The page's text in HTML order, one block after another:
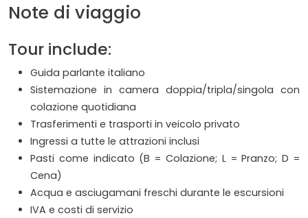
Note di viaggio
Tour include:
Guida parlante italiano
Sistemazione in camera doppia/tripla/singola con
colazione quotidiana
Trasferimenti e trasporti in veicolo privato
Ingressi a tutte le attrazioni inclusi
Pasti come indicato (B = Colazione; L = Pranzo; D =
Cena)
Acqua e asciugamani freschi durante le escursioni
IVA e costi di servizio